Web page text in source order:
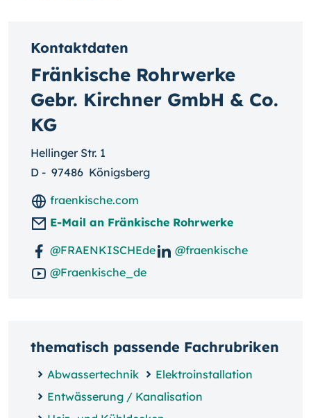
Kontaktdaten
Fränkische Rohrwerke
Gebr. Kirchner GmbH & Co.
KG
Hellinger Str. 1
D - 97486 Königsberg
fraenkische.com
E-Mail an Fränkische Rohrwerke
@FRAENKISCHEde
@fraenkische
@Fraenkische_de
thematisch passende Fachrubriken
Abwassertechnik
Elektroinstallation
Entwässerung / Kanalisation